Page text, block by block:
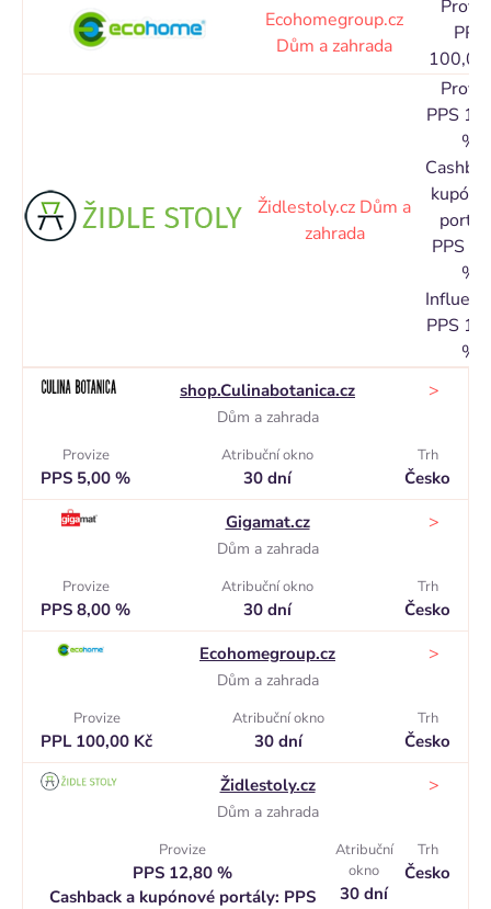
Ecohomegroup.cz
Dům a zahrada
PPL
100,00
Židlestoly.cz Dům a
zahrada
PPS
%
PPS
%
PPS
%
shop.Culinabotanica.cz
Dům a zahrada
>
Provize
PPS 5,00 %
Atribuční okno
30 dní
Trh
Česko
Gigamat.cz
Dům a zahrada
>
Provize
PPS 8,00 %
Atribuční okno
30 dní
Trh
Česko
Ecohomegroup.cz
Dům a zahrada
>
Provize
PPL 100,00 Kč
Atribuční okno
30 dní
Trh
Česko
Židlestoly.cz
Dům a zahrada
>
Provize
PPS 12,80 %
Cashback a kupónové portály: PPS
Atribuční
okno
30 dní
Trh
Česko